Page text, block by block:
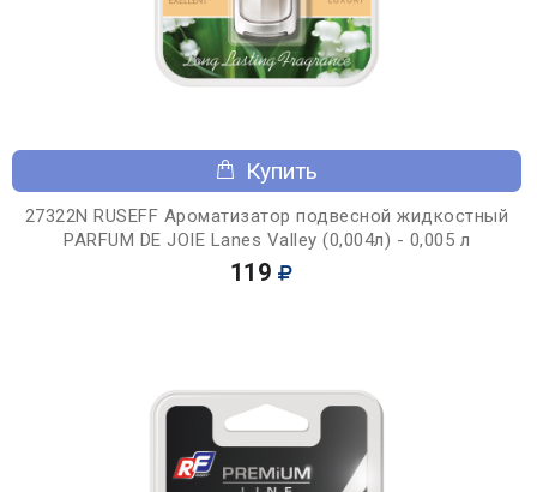
Купить
27322N RUSEFF Ароматизатор подвесной жидкостный
PARFUM DE JOIE Lanes Valley (0,004л) - 0,005 л
119